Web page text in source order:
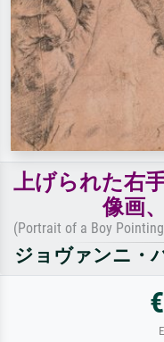
上げられた右
像画
(Portrait of a Boy
ジョヴァンニ・